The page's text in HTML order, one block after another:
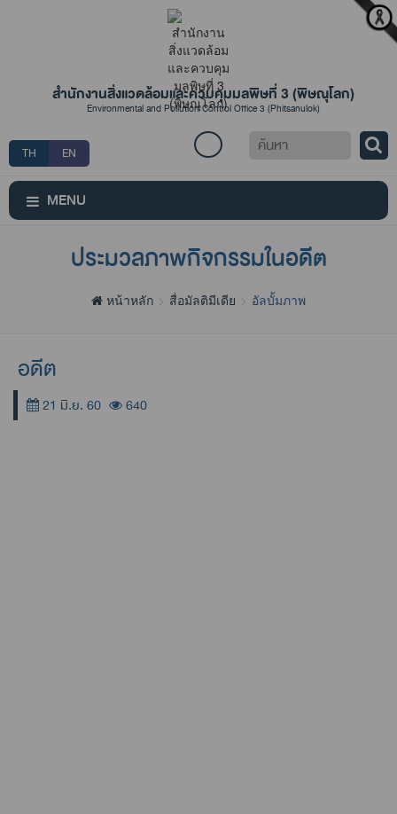
สำนักงานสิ่งแวดล้อมและควบคุมมลพิษที่ 3 (พิษณุโลก)
Environmental and Pollution Control Office 3 (Phitsanulok)
TH EN
ค้นหา
MENU
ประมวลภาพกิจกรรมในอดีต
หน้าหลัก สื่อมัลติมีเดีย อัลบั้มภาพ
อดีต
21 มิ.ย. 60 640